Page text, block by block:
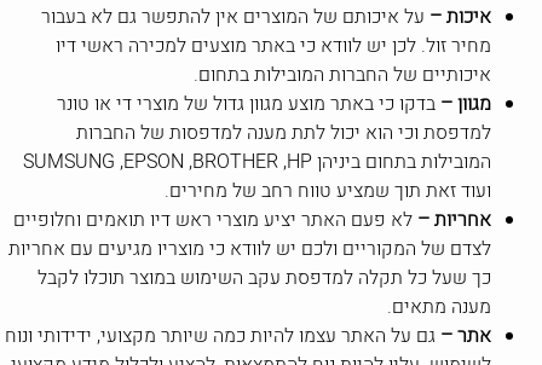
איכות – על איכותם של המוצרים אין להתפשר גם לא בעבור
מחיר זול. לכן יש לוודא כי באתר מוצעים למכירה ראשי דיו
איכותיים של החברות המובילות בתחום.
מגוון – בדקו כי באתר מוצע מגוון גדול של מוצרי די או טונר
למדפסת וכי הוא יכול לתת מענה למדפסות של החברות
המובילות בתחום ביניהןHP
,
BROTHER
,
EPSON
,
SUMSUNG
ועוד זאת תוך שמציע טווח רחב של מחירים.
אחריות – לא פעם האתר יציע מוצרי ראש דיו תואמים וחלופיים
לצדם של המקוריים ולכם יש לוודא כי מוצריו מגיעים עם אחריות
כך שעל כל תקלה למדפסת עקב השימוש במוצר תוכלו לקבל
מענה מתאים.
אתר – גם על האתר עצמו להיות כמה שיותר מקצועי, ידידותי ונוח